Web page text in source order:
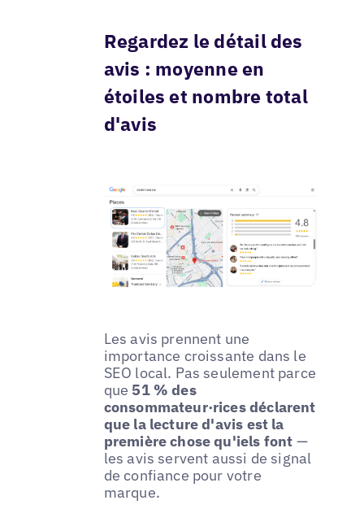
Regardez le détail des
avis : moyenne en
étoiles et nombre total
d'avis
Les avis prennent une
importance croissante dans le
SEO local. Pas seulement parce
que 51 % des
consommateur·rices déclarent
que la lecture d'avis est la
première chose qu'iels font —
les avis servent aussi de signal
de confiance pour votre
marque.